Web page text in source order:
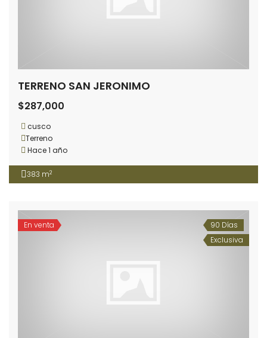
TERRENO SAN JERONIMO
$287,000
cusco
Terreno
Hace 1 año
383 m2
90 Días
Exclusiva
En venta